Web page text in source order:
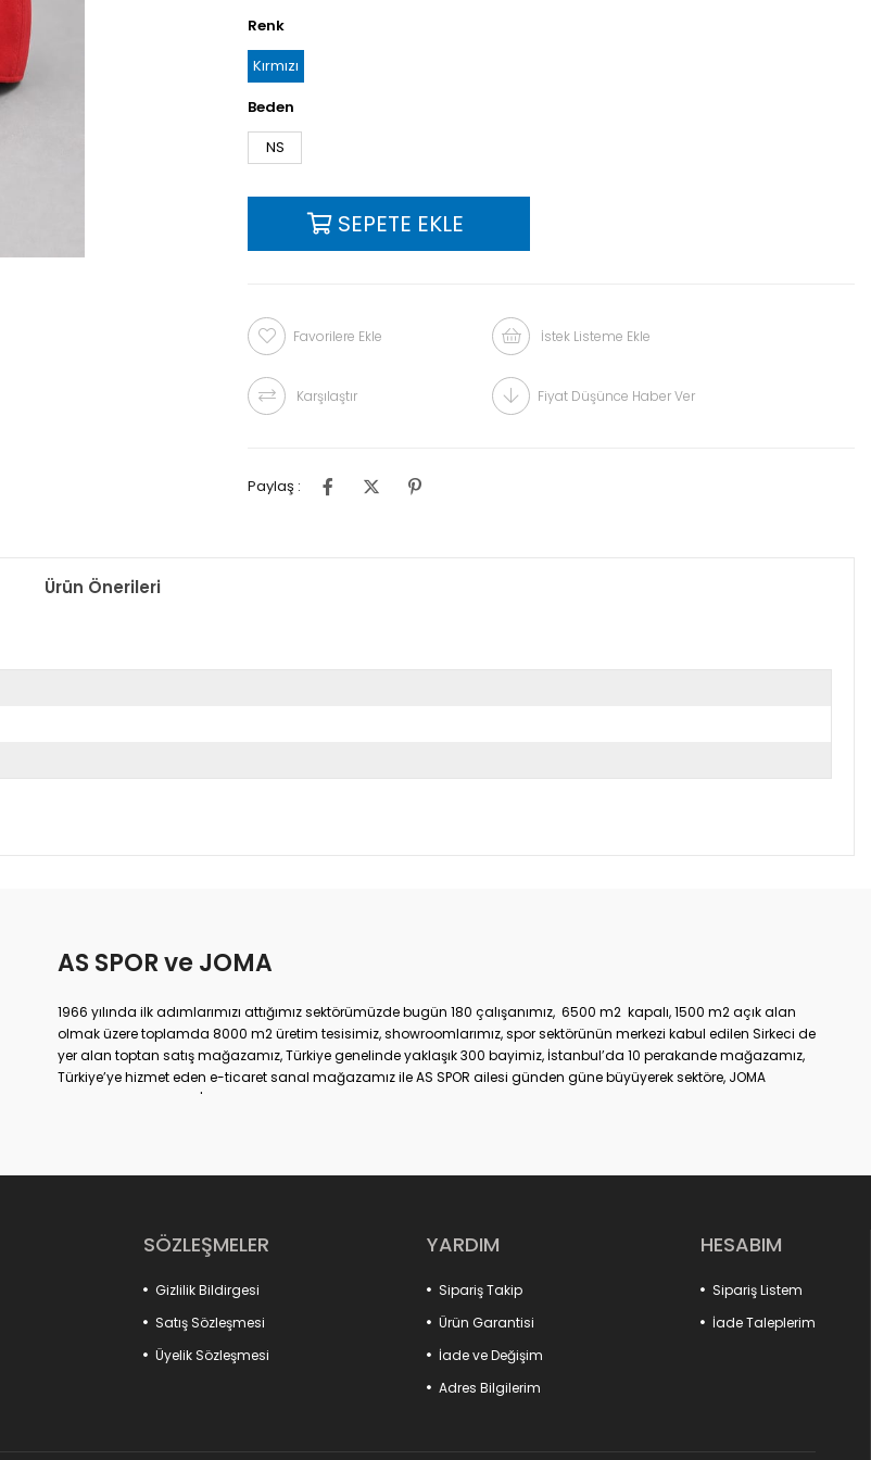
Renk
Kırmızı
Beden
NS
Favorilere Ekle İstek Listeme Ekle
Karşılaştır Fiyat Düşünce Haber Ver
Paylaş :
Ürün Önerileri
AS SPOR ve JOMA
1966 yılında ilk adımlarımızı attığımız sektörümüzde bugün 180 çalışanımız, 6500 m2 kapalı, 1500 m2 açık alan
olmak üzere toplamda 8000 m2 üretim tesisimiz, showroomlarımız, spor sektörünün merkezi kabul edilen Sirkeci de
yer alan toptan satış mağazamız, Türkiye genelinde yaklaşık 300 bayimiz, İstanbul’da 10 perakande mağazamız,
Türkiye’ye hizmet eden e-ticaret sanal mağazamız ile AS SPOR ailesi günden güne büyüyerek sektöre, JOMA
markası ile de Türkiye'de ülkemize hizmet etmektedir.
SÖZLEŞMELER
Gizlilik Bildirgesi
Satış Sözleşmesi
Üyelik Sözleşmesi
YARDIM
Sipariş Takip
Ürün Garantisi
İade ve Değişim
Adres Bilgilerim
HESABIM
Sipariş Listem
İade Taleplerim